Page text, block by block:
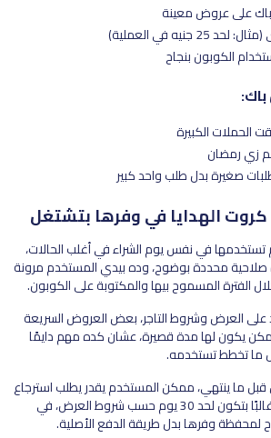
جنيه في العملية)
الكوبون بنجاح
الحملات الكبيرة
زي رمضان
صغيرة بدل طلب واحد كبير
الهدايا في وفرها بتشتغل
في نفس يوم الشراء في أغلب الحالات،
محددة بوضوح، وده بيدي المستخدم مرونة
الفترة المسموح بيها والمكتوبة على الكوبون.
على العرض وشروط التاجر، بعض العروض السريعة
يكون لها مدة قصيرة، عشان كده مهم دايمًا
ما تخطط تستخدمه.
ما ينتهي، ممكن المستخدم يقدر يطلب استرجاع
خلال فترة السماح، واللي غالبًا بتكون لحد 30 يوم حسب شروط العرض، في
لمحفظة وفرها بدل طريقة الدفع الأصلية.